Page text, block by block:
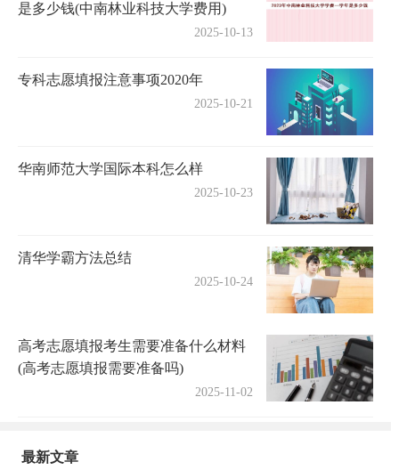
是多少钱(中南林业科技大学费用)
2025-10-13
专科志愿填报注意事项2020年
2025-10-21
华南师范大学国际本科怎么样
2025-10-23
清华学霸方法总结
2025-10-24
高考志愿填报考生需要准备什么材料
(高考志愿填报需要准备吗)
2025-11-02
最新文章